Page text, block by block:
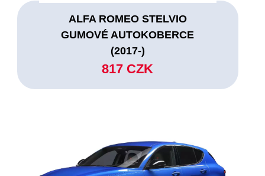
ALFA ROMEO STELVIO
GUMOVÉ AUTOKOBERCE
(2017-)
817 CZK